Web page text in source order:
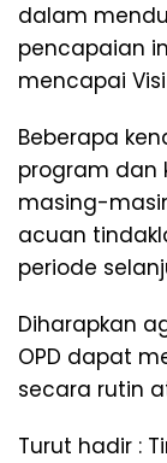
dalam
pencapaian
mencapai
Beberapa
program dan
masing-
acuan
periode
Diharapkan
OPD dapat
secara rutin
Turut hadir :